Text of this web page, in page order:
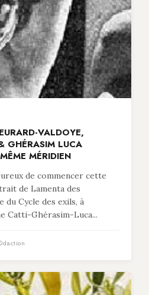
VALDOYE,
GHÉRASIM LUCA
MÉRIDIEN
de commencer cette
de Lamenta des
du Cycle des exils, à
Ghérasim-Luca...